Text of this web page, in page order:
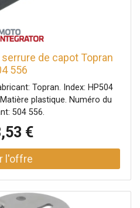
de capot Topran
556
Topran. Index: HP504
plastique. Numéro du
504 556.
€